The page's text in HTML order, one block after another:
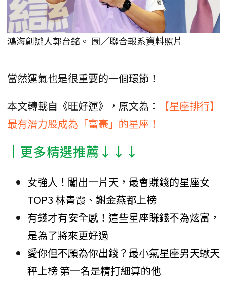
鴻海創辦人郭台銘。 圖／聯合報系資料照片
當然運氣也是很重要的一個環節！
本文轉載自《旺好運》，原文為：
【星座排行】
最有潛力股成為「富豪」的星座！
│更多精選推薦↓↓↓
女強人！闖出一片天，最會賺錢的星座女
TOP3 林青霞、謝金燕都上榜
有錢才有安全感！這些星座賺錢不為炫富，
是為了將來更好過
愛你但不願為你出錢？最小氣星座男天蠍天
秤上榜 第一名是精打細算的他